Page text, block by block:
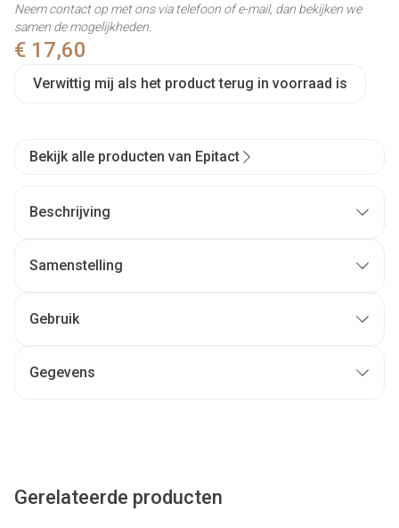
€ 17,60
Verwittig mij als het product terug in voorraad is
Neem contact op met ons via telefoon of e-mail, dan bekijken we
samen de mogelijkheden.
Bekijk alle producten van Epitact
Beschrijving
Samenstelling
Gebruik
Gegevens
Gerelateerde producten